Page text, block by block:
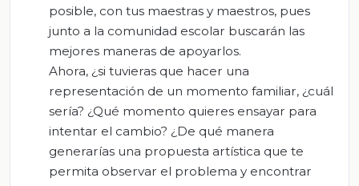
posible, con tus maestras y maestros, pues
junto a la comunidad escolar buscarán las
mejores maneras de apoyarlos.
Ahora, ¿si tuvieras que hacer una
representación de un momento familiar, ¿cuál
sería? ¿Qué momento quieres ensayar para
intentar el cambio? ¿De qué manera
generarías una propuesta artística que te
permita observar el problema y encontrar